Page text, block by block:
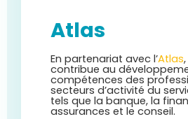
Atlas
En partenariat avec l’Atlas
contribue au
compétences des
secteurs d’activité du
tels que la banque, la
assurances et le conseil.